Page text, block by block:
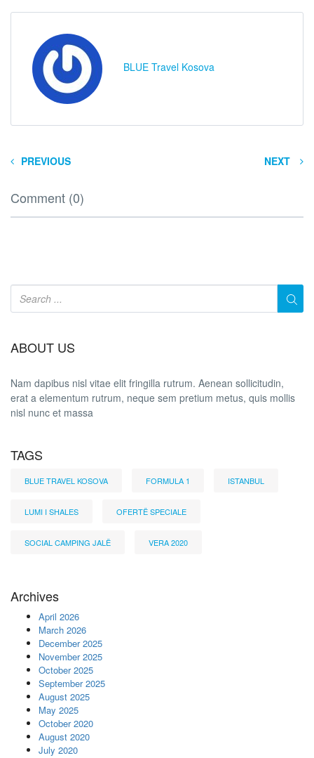
BLUE Travel Kosova
PREVIOUS NEXT
Comment (0)
ABOUT US
Nam dapibus nisl vitae elit fringilla rutrum. Aenean sollicitudin,
erat a elementum rutrum, neque sem pretium metus, quis mollis
nisl nunc et massa
TAGS
BLUE TRAVEL KOSOVA FORMULA 1 ISTANBUL
LUMI I SHALES OFERTË SPECIALE
SOCIAL CAMPING JALË VERA 2020
Archives
April 2026
March 2026
December 2025
November 2025
October 2025
September 2025
August 2025
May 2025
October 2020
August 2020
July 2020